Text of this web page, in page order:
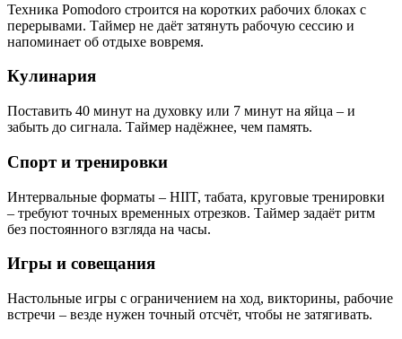
Техника Pomodoro строится на коротких рабочих блоках с
перерывами. Таймер не даёт затянуть рабочую сессию и
напоминает об отдыхе вовремя.
Кулинария
Поставить 40 минут на духовку или 7 минут на яйца – и
забыть до сигнала. Таймер надёжнее, чем память.
Спорт и тренировки
Интервальные форматы – HIIT, табата, круговые тренировки
– требуют точных временных отрезков. Таймер задаёт ритм
без постоянного взгляда на часы.
Игры и совещания
Настольные игры с ограничением на ход, викторины, рабочие
встречи – везде нужен точный отсчёт, чтобы не затягивать.